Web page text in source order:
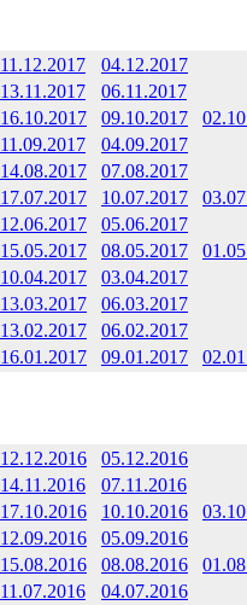
11.12.2017
04.12.2017
13.11.2017
06.11.2017
16.10.2017 09.10.2017
11.09.2017
04.09.2017
14.08.2017
07.08.2017
17.07.2017 10.07.2017
12.06.2017
05.06.2017
15.05.2017 08.05.2017
10.04.2017
03.04.2017
13.03.2017
06.03.2017
13.02.2017
06.02.2017
16.01.2017 09.01.2017
12.12.2016
05.12.2016
14.11.2016
07.11.2016
17.10.2016 10.10.2016
12.09.2016
05.09.2016
15.08.2016 08.08.2016
11.07.2016
04.07.2016